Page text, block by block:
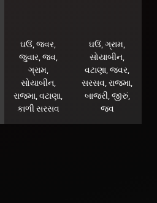
ઘઉં, જવર,
જુવાર, જવ,
ગ્રામ,
સોયાબીન,
રાજમા, વટાણા,
કાળી સરસવ
ઘઉં, ગ્રામ,
સોયાબીન,
વટાણા, જવર,
સરસવ, રાજમા,
બાજરી, જીરું,
જવ